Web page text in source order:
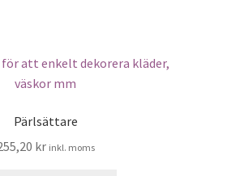
Pärlsättare
kr inkl. moms